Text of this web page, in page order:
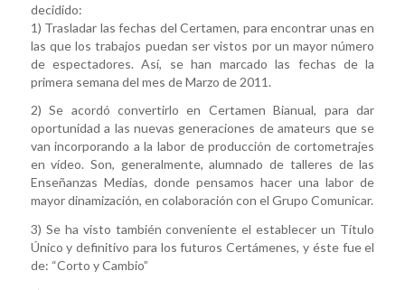
decidido:
1) Trasladar las fechas del Certamen, para encontrar unas en
las que los trabajos puedan ser vistos por un mayor número
de espectadores. Así, se han marcado las fechas de la
primera semana del mes de Marzo de 2011.
2) Se acordó convertirlo en Certamen Bianual, para dar
oportunidad a las nuevas generaciones de amateurs que se
van incorporando a la labor de producción de cortometrajes
en vídeo. Son, generalmente, alumnado de talleres de las
Enseñanzas Medias, donde pensamos hacer una labor de
mayor dinamización, en colaboración con el Grupo Comunicar.
3) Se ha visto también conveniente el establecer un Título
Único y definitivo para los futuros Certámenes, y éste fue el
de: “Corto y Cambio”